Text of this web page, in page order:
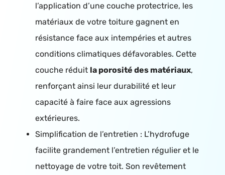
l’application d’une couche protectrice, les
matériaux de votre toiture gagnent en
résistance face aux intempéries et autres
conditions climatiques défavorables. Cette
couche réduit la porosité des matériaux,
renforçant ainsi leur durabilité et leur
capacité à faire face aux agressions
extérieures.
Simplification de l’entretien : L’hydrofuge
facilite grandement l’entretien régulier et le
nettoyage de votre toit. Son revêtement